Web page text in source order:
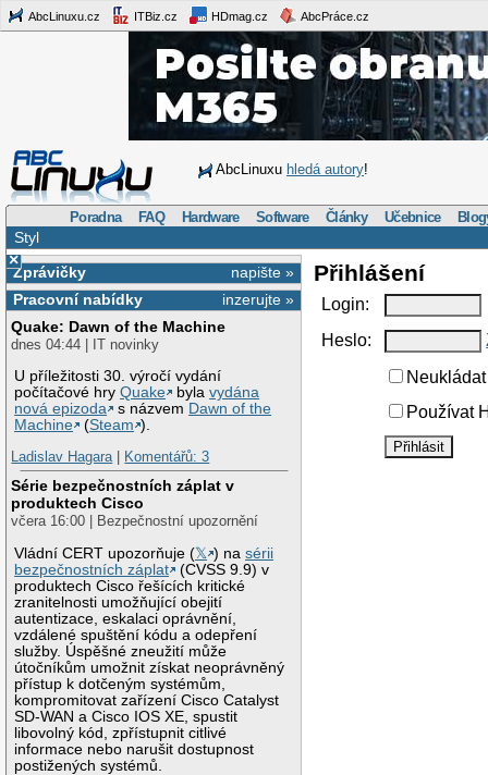
AbcLinuxu.cz ITBiz.cz HDmag.cz AbcPráce.cz
AbcLinuxu hledá autory!
Poradna FAQ Hardware Software Články Učebnice
Styl
×
napište »
Zprávičky
inzerujte »
Pracovní nabídky
Quake: Dawn of the Machine
dnes 04:44 | IT novinky
U příležitosti 30. výročí vydání
počítačové hryQuake bylavydána
nová epizoda
s názvem Dawn of the
Machine
(Steam ).
Ladislav Hagara| Komentářů: 3
Série bezpečnostních záplat v
produktech Cisco
včera 16:00 | Bezpečnostní upozornění
Vládní CERT upozorňuje (𝕏 ) nasérii
bezpečnostních záplat
(CVSS 9.9) v
produktech Cisco řešících kritické
zranitelnosti umožňující obejití
autentizace, eskalaci oprávnění,
vzdálené spuštění kódu a odepření
služby. Úspěšné zneužití může
útočníkům umožnit získat neoprávněný
přístup k dotčeným systémům,
kompromitovat zařízení Cisco Catalyst
SD-WAN a Cisco IOS XE, spustit
libovolný kód, zpřístupnit citlivé
informace nebo narušit dostupnost
postižených systémů.
Přihlášení
Login:
Heslo:
Používat